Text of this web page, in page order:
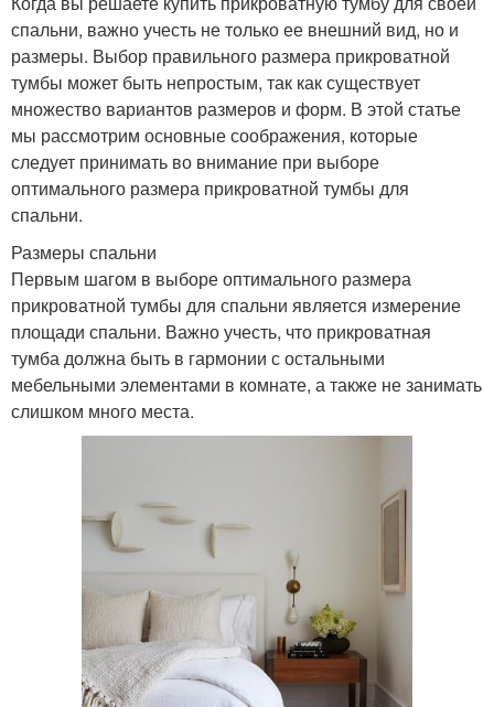
спальни, важно учесть не только ее внешний вид, но и
размеры. Выбор правильного размера прикроватной
тумбы может быть непростым, так как существует
множество вариантов размеров и форм. В этой статье
мы рассмотрим основные соображения, которые
следует принимать во внимание при выборе
оптимального размера прикроватной тумбы для
спальни.
Размеры спальни
Первым шагом в выборе оптимального размера
прикроватной тумбы для спальни является измерение
площади спальни. Важно учесть, что прикроватная
тумба должна быть в гармонии с остальными
мебельными элементами в комнате, а также не занимать
слишком много места.